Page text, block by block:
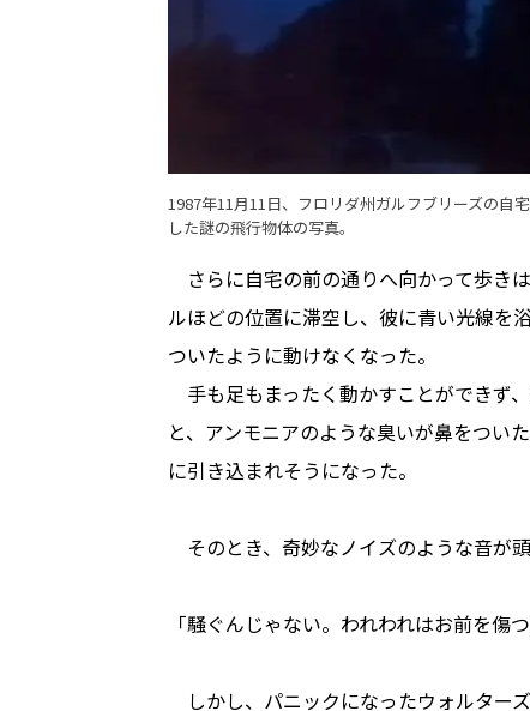
1987年11月11日、フロリダ州ガルフブリーズの自
した謎の飛行物体の写真。
さらに自宅の前の通りへ向かって歩き
ルほどの位置に滞空し、彼に青い光線を
ついたように動けなくなった。
手も足もまったく動かすことができず
と、アンモニアのような臭いが鼻をつい
に引き込まれそうになった。
そのとき、奇妙なノイズのような音が
「騒ぐんじゃない。われわれはお前を傷
しかし、パニックになったウォルター